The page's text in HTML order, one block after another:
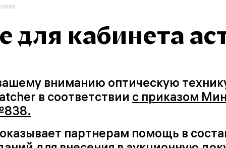
для кабинета
вниманию оптическую
в соответствии с приказом
партнерам помощь в